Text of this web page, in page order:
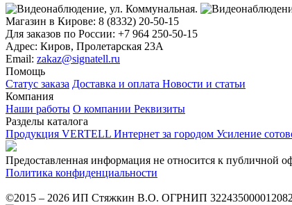
Магазин в Кирове: 8 (8332) 20-50-15
Для заказов по России: +7 964 250-50-15
Адрес: Киров, Пролетарская 23А
Email: zakaz@signatell.ru
Помощь
Статус заказа Доставка и оплата Новости и статьи
Компания
Наши работы О компании Реквизиты
Разделы каталога
Продукция VERTELL Интернет за городом Усиление
Предоставленная информация не относится к публичной
Политика конфиденциальности
©2015 – 2026 ИП Стяжкин В.О. ОГРНИП 322435000012082